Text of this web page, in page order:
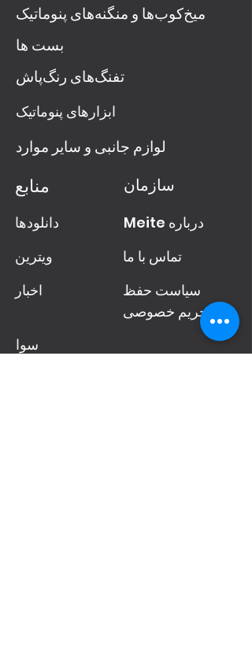
میخ‌کوب‌ها و منگنه‌های پنوماتیک
بست ها
تفنگ‌های رنگ‌پاش
ابزارهای پنوماتیک
لوازم جانبی و سایر موارد
منابع
دانلودها
ویترین
اخبار
سازمان
Meite درباره
تماس با ما
سیاست حفظ
حریم خصوصی
سوا